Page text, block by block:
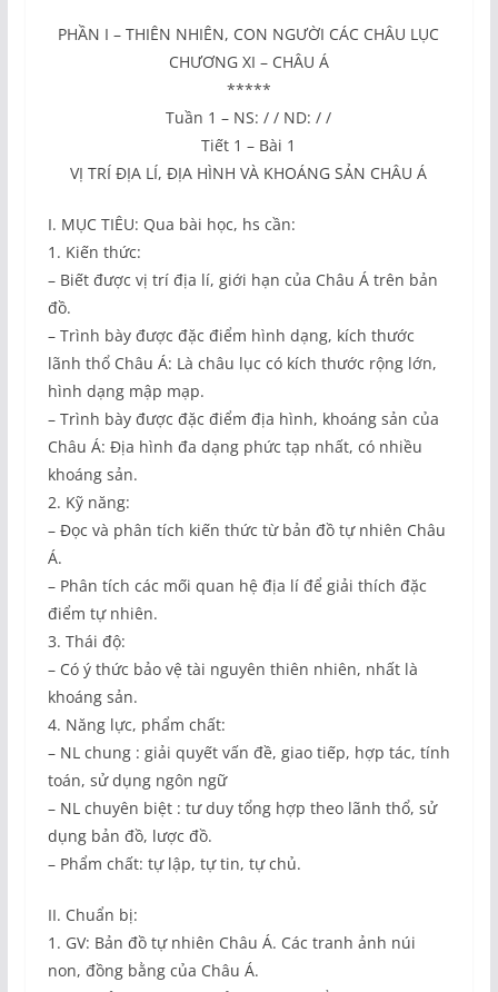
PHẦN I – THIÊN NHIÊN, CON NGƯỜI CÁC CHÂU LỤC
CHƯƠNG XI – CHÂU Á
*****
Tuần 1 – NS: / / ND: / /
Tiết 1 – Bài 1
VỊ TRÍ ĐỊA LÍ, ĐỊA HÌNH VÀ KHOÁNG SẢN CHÂU Á
I. MỤC TIÊU: Qua bài học, hs cần:
1. Kiến thức:
– Biết được vị trí địa lí, giới hạn của Châu Á trên bản
đồ.
– Trình bày được đặc điểm hình dạng, kích thước
lãnh thổ Châu Á: Là châu lục có kích thước rộng lớn,
hình dạng mập mạp.
– Trình bày được đặc điểm địa hình, khoáng sản của
Châu Á: Địa hình đa dạng phức tạp nhất, có nhiều
khoáng sản.
2. Kỹ năng:
– Đọc và phân tích kiến thức từ bản đồ tự nhiên Châu
Á.
– Phân tích các mối quan hệ địa lí để giải thích đặc
điểm tự nhiên.
3. Thái độ:
– Có ý thức bảo vệ tài nguyên thiên nhiên, nhất là
khoáng sản.
4. Năng lực, phẩm chất:
– NL chung : giải quyết vấn đề, giao tiếp, hợp tác, tính
toán, sử dụng ngôn ngữ
– NL chuyên biệt : tư duy tổng hợp theo lãnh thổ, sử
dụng bản đồ, lược đồ.
– Phẩm chất: tự lập, tự tin, tự chủ.
II. Chuẩn bị:
1. GV: Bản đồ tự nhiên Châu Á. Các tranh ảnh núi
non, đồng bằng của Châu Á.